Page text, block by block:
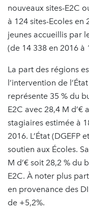
nouveaux sites-E2C
à 124 sites-Ecoles en
jeunes accueillis par
(de 14 338 en 2016 à
La part des régions
l’intervention de
représente 35 % du
E2C avec 28,4 M
stagiaires estimée à
2016. L’État (DGEFP
soutien aux Écoles.
M d’€ soit 28,2 %
E2C. À noter plus
en provenance des
de +5,2%.